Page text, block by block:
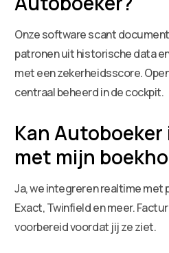
Onze software scant
patronen uit historische data
met een zekerheidsscore.
centraal beheerd in de cockpit.
Kan
met mijn
Ja, we integreren realtime met
Exact, Twinfield en meer.
voorbereid voordat jij ze ziet.